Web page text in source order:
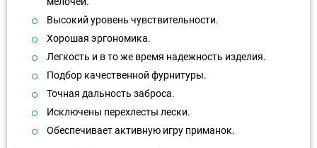
Высокий уровень чувствительности.
Хорошая эргономика.
Легкость и в то же время надежность изделия.
Подбор качественной фурнитуры.
Точная дальность заброса.
Исключены перехлесты лески.
Обеспечивает активную игру приманок.